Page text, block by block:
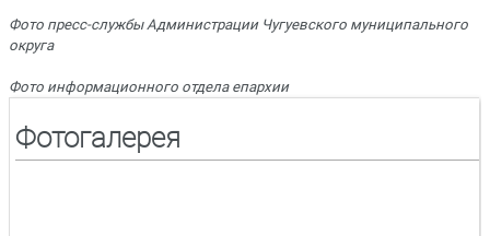
Фото пресс-службы Администрации Чугуевского муниципального
округа
Фото информационного отдела епархии
Фотогалерея